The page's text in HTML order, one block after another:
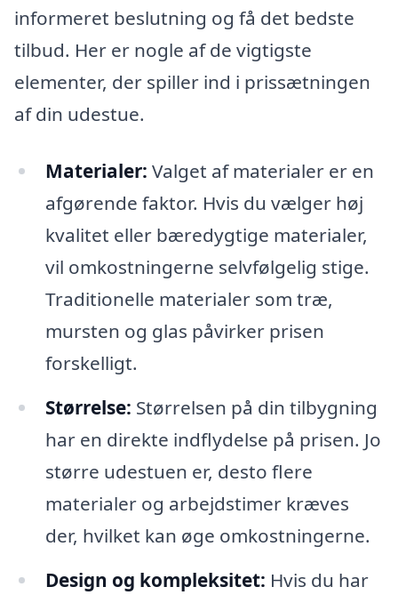
informeret beslutning og få det bedste
tilbud. Her er nogle af de vigtigste
elementer, der spiller ind i prissætningen
af din udestue.
Materialer: Valget af materialer er en
afgørende faktor. Hvis du vælger høj
kvalitet eller bæredygtige materialer,
vil omkostningerne selvfølgelig stige.
Traditionelle materialer som træ,
mursten og glas påvirker prisen
forskelligt.
Størrelse: Størrelsen på din tilbygning
har en direkte indflydelse på prisen. Jo
større udestuen er, desto flere
materialer og arbejdstimer kræves
der, hvilket kan øge omkostningerne.
Design og kompleksitet: Hvis du har